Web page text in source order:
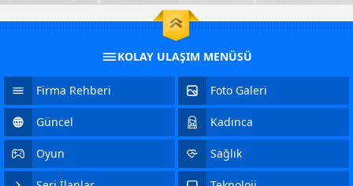
KOLAY ULAŞIM MENÜSÜ
Firma Rehberi Foto Galeri
Güncel Kadınca
Oyun Sağlık